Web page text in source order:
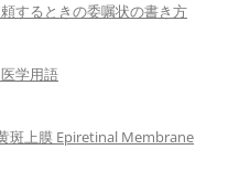
するときの委嘱状の書き方
学用語
斑上膜 Epiretinal Membrane